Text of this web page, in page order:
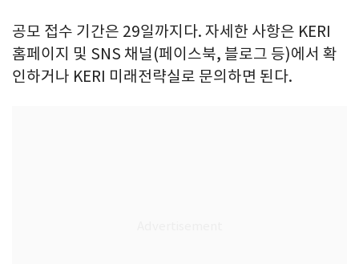
공모 접수 기간은 29일까지다. 자세한 사항은 KERI
홈페이지 및 SNS 채널(페이스북, 블로그 등)에서 확
인하거나 KERI 미래전략실로 문의하면 된다.